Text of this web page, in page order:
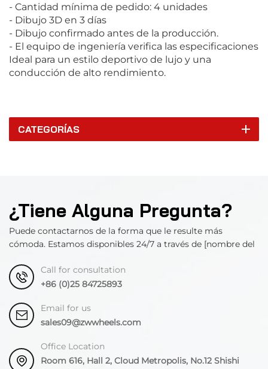
- Cantidad mínima de pedido: 4 unidades
- Dibujo 3D en 3 días
- Dibujo confirmado antes de la producción.
- El equipo de ingeniería verifica las especificaciones
Ideal para un estilo deportivo de lujo y una
conducción de alto rendimiento.
CATEGORÍAS
¿Tiene Alguna Pregunta?
Puede contactarnos de la forma que le resulte más
cómoda. Estamos disponibles 24/7 a través de [nombre del
Call for consultation
+86 (0)25 84725893
Email for us
sales09@zwwheels.com
Office Location
Room 616, Hall 2, Cloud Metropolis, No.12 Shishi